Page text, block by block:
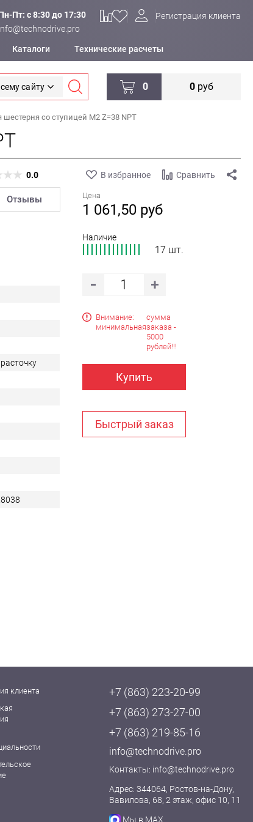
Пт: c 8:30 до 17:30
Регистрация клиента
Каталоги Технические расчеты
сайту 0 0руб
шестерня со ступицей M2 Z=38 NPT
0.0 В избранное Сравнить
Цена
1 061,50 руб
Наличие
17 шт.
Внимание:
минимальная
сумма
заказа -
5000
рублей!!!
Купить
Быстрый заказ
Отзывы
клиента
+7 (863) 223-20-99
+7 (863) 273-27-00
+7 (863) 219-85-16
info@technodrive.pro
Контакты: info@technodrive.pro
Адрес: 344064, Ростов-на-Дону,
Вавилова, 68, 2 этаж, офис 10, 11
Мы в MAX